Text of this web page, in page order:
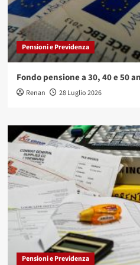
Pensioni e Previdenza
Fondo pensione a 30, 40 e 50
Renan 28 Luglio 2026
Pensioni e Previdenza